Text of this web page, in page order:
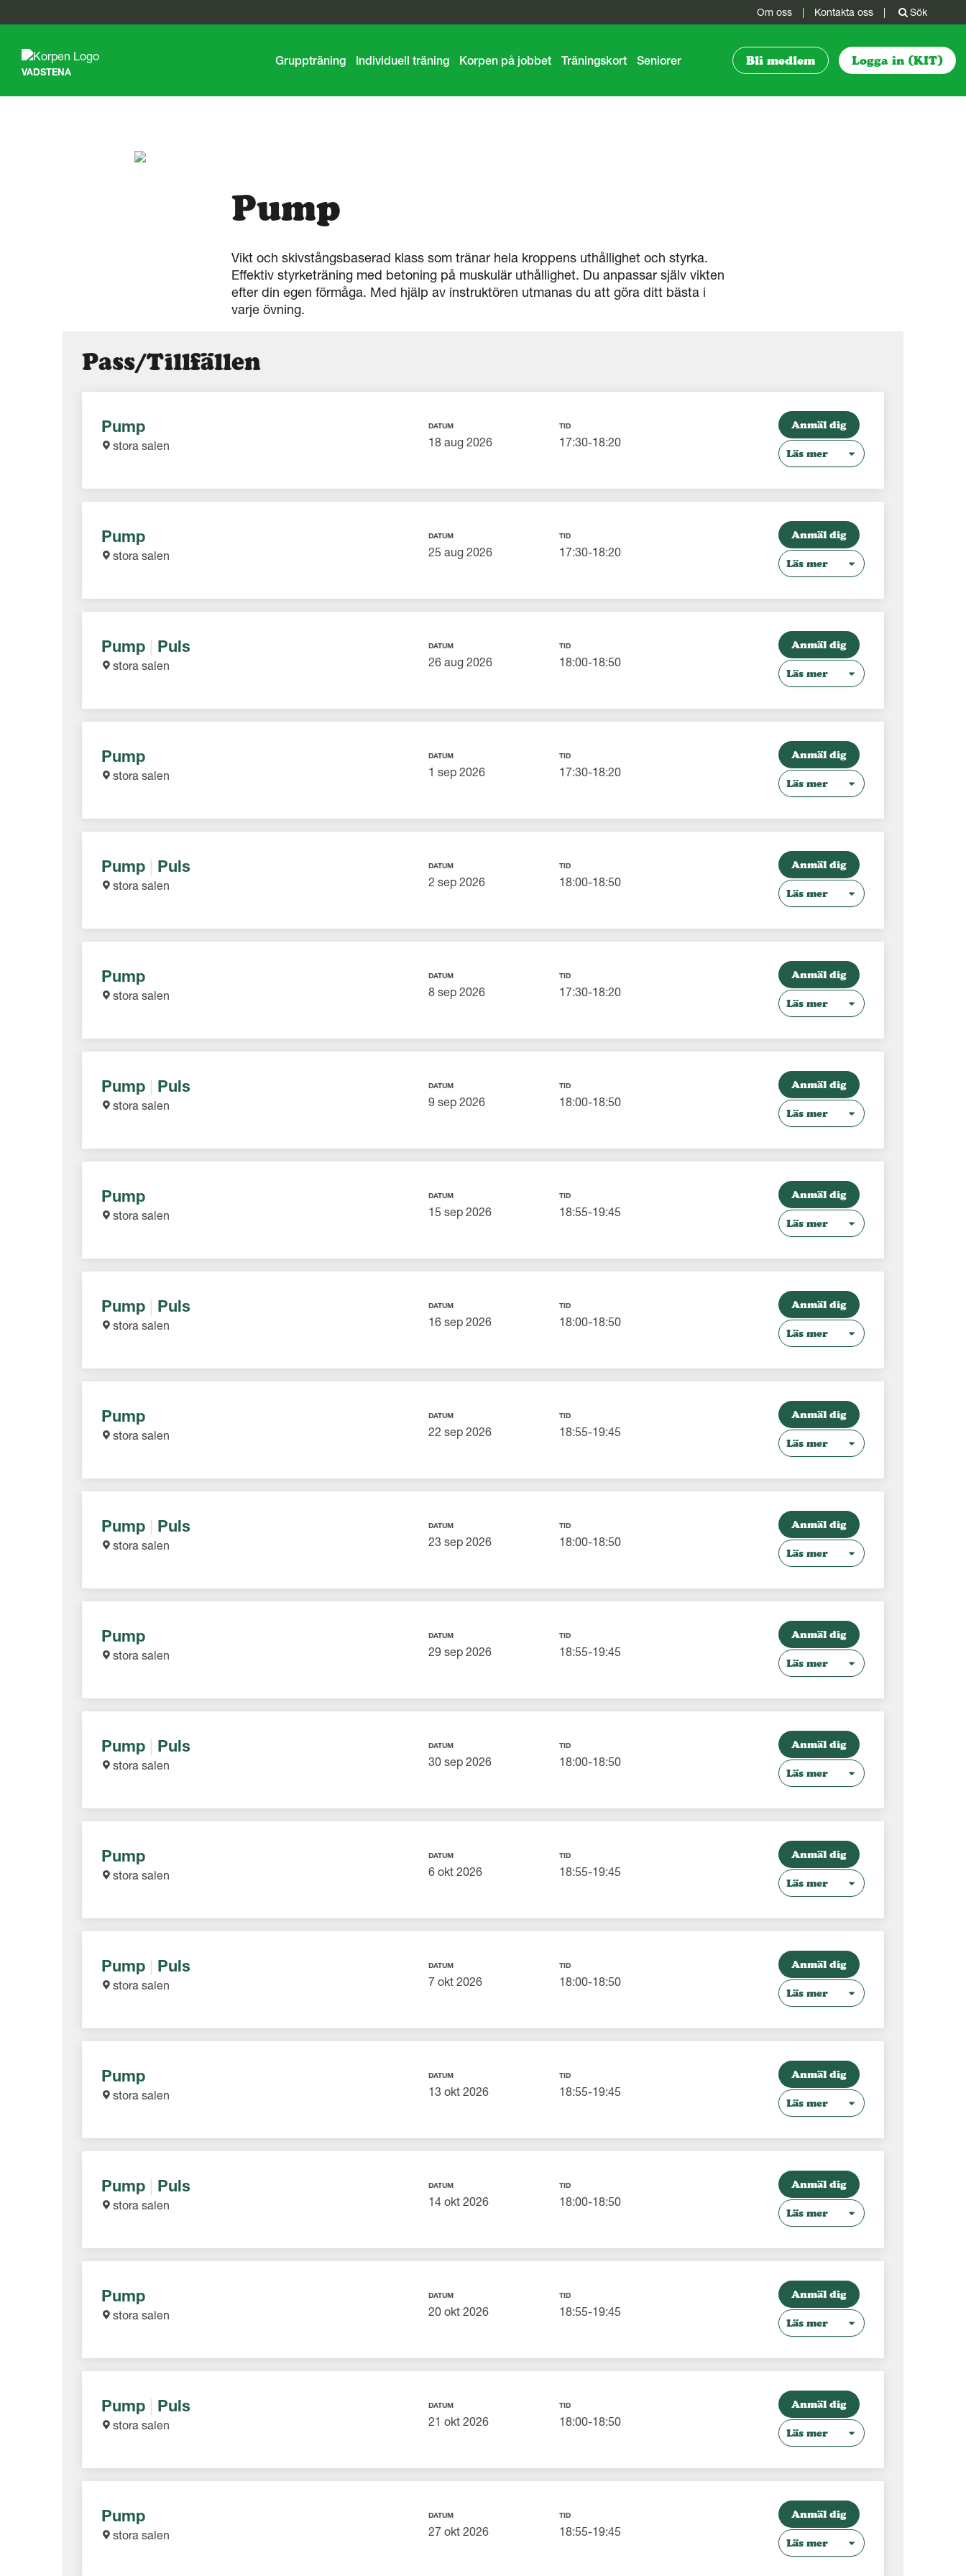
Om oss | Kontakta oss | Sök
VADSTENA
Gruppträning Individuell träning Korpen på jobbet Träningskort Seniorer Bli medlem Logga in (KIT)
Pump
Vikt och skivstångsbaserad klass som tränar hela kroppens uthållighet och styrka.
Effektiv styrketräning med betoning på muskulär uthållighet. Du anpassar själv vikten
efter din egen förmåga. Med hjälp av instruktören utmanas du att göra ditt bästa i
varje övning.
Pass/Tillfällen
Pump
stora salen
DATUM
18 aug 2026
TID
17:30-18:20
Anmäl dig
Läs mer
Pump
stora salen
DATUM
25 aug 2026
TID
17:30-18:20
Anmäl dig
Läs mer
Pump | Puls
stora salen
DATUM
26 aug 2026
TID
18:00-18:50
Anmäl dig
Läs mer
Pump
stora salen
DATUM
1 sep 2026
TID
17:30-18:20
Anmäl dig
Läs mer
Pump | Puls
stora salen
DATUM
2 sep 2026
TID
18:00-18:50
Anmäl dig
Läs mer
Pump
stora salen
DATUM
8 sep 2026
TID
17:30-18:20
Anmäl dig
Läs mer
Pump | Puls
stora salen
DATUM
9 sep 2026
TID
18:00-18:50
Anmäl dig
Läs mer
Pump
stora salen
DATUM
15 sep 2026
TID
18:55-19:45
Anmäl dig
Läs mer
Pump | Puls
stora salen
DATUM
16 sep 2026
TID
18:00-18:50
Anmäl dig
Läs mer
Pump
stora salen
DATUM
22 sep 2026
TID
18:55-19:45
Anmäl dig
Läs mer
Pump | Puls
stora salen
DATUM
23 sep 2026
TID
18:00-18:50
Anmäl dig
Läs mer
Pump
stora salen
DATUM
29 sep 2026
TID
18:55-19:45
Anmäl dig
Läs mer
Pump | Puls
stora salen
DATUM
30 sep 2026
TID
18:00-18:50
Anmäl dig
Läs mer
Pump
stora salen
DATUM
6 okt 2026
TID
18:55-19:45
Anmäl dig
Läs mer
Pump | Puls
stora salen
DATUM
7 okt 2026
TID
18:00-18:50
Anmäl dig
Läs mer
Pump
stora salen
DATUM
13 okt 2026
TID
18:55-19:45
Anmäl dig
Läs mer
Pump | Puls
stora salen
DATUM
14 okt 2026
TID
18:00-18:50
Anmäl dig
Läs mer
Pump
stora salen
DATUM
20 okt 2026
TID
18:55-19:45
Anmäl dig
Läs mer
Pump | Puls
stora salen
DATUM
21 okt 2026
TID
18:00-18:50
Anmäl dig
Läs mer
Pump
stora salen
DATUM
27 okt 2026
TID
18:55-19:45
Anmäl dig
Läs mer